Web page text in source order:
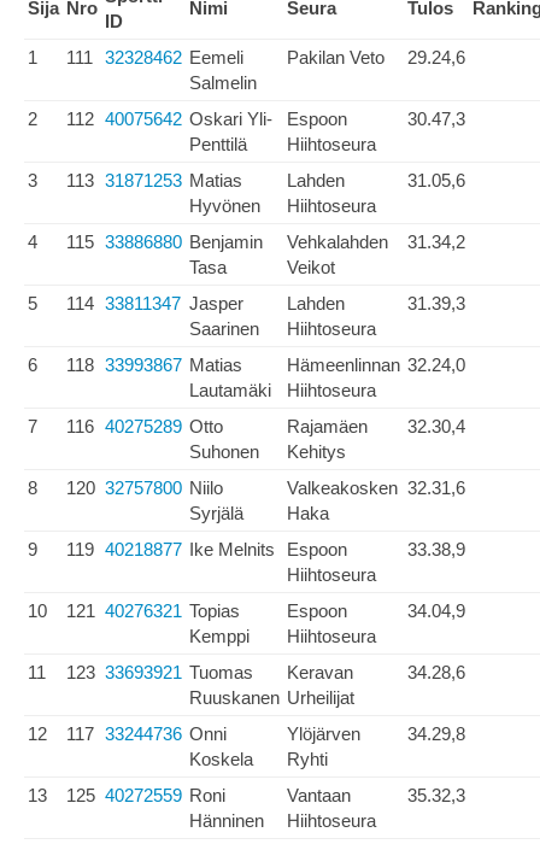
Sija Nro
ID
Nimi Seura Tulos
1 111 32328462 Eemeli
Salmelin
Pakilan Veto 29.24,6
2 112 40075642 Oskari Yli-
Penttilä
Espoon
Hiihtoseura
30.47,3
3 113 31871253 Matias
Hyvönen
Lahden
Hiihtoseura
31.05,6
4 115 33886880 Benjamin
Tasa
Vehkalahden
Veikot
31.34,2
5 114 33811347 Jasper
Saarinen
Lahden
Hiihtoseura
31.39,3
6 118 33993867 Matias
Lautamäki
Hämeenlinnan
Hiihtoseura
32.24,0
7 116 40275289 Otto
Suhonen
Rajamäen
Kehitys
32.30,4
8 120 32757800 Niilo
Syrjälä
Valkeakosken
Haka
32.31,6
9 119 40218877 Ike Melnits
Espoon
Hiihtoseura
33.38,9
10 121 40276321 Topias
Kemppi
Espoon
Hiihtoseura
34.04,9
11 123 33693921 Tuomas
Ruuskanen
Keravan
Urheilijat
34.28,6
12 117 33244736 Onni
Koskela
Ylöjärven
Ryhti
34.29,8
13 125 40272559 Roni
Hänninen
Vantaan
Hiihtoseura
35.32,3